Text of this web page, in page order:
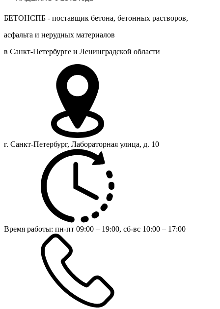
БЕТОНСПБ - поставщик бетона, бетонных растворов,
асфальта и нерудных материалов
в Санкт-Петербурге и Ленинградской области
г. Санкт-Петербург, Лабораторная улица, д. 10
Время работы: пн-пт 09:00 – 19:00, сб-вс 10:00 – 17:00